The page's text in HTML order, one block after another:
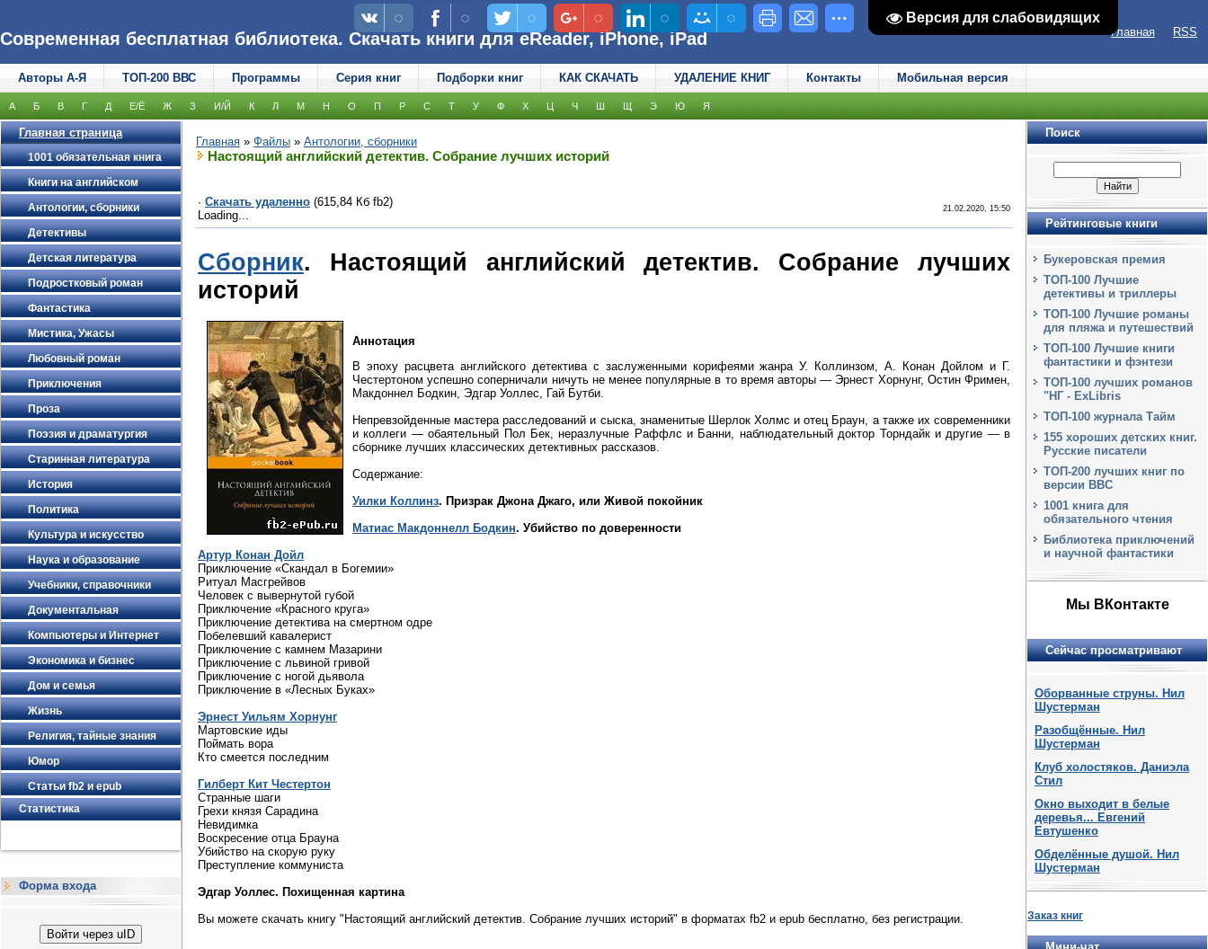
Версия для слабовидящих
Версия для слабовидящих
Современная бесплатная библиотека. Скачать книги для eReader, iPhone, iPad Главная RSS
Авторы А-Я ТОП-200 ВВС Программы Серия книг Подборки книг КАК СКАЧАТЬ УДАЛЕНИЕ КНИГ Контакты Мобильная версия
А Б В Г Д Е/Ё Ж З И/Й К Л М Н О П Р С Т У Ф Х Ц Ч Ш Щ Э Ю Я
Главная страница
1001 обязательная книга
Книги на английском
Антологии, сборники
Детективы
Детская литература
Подростковый роман
Фантастика
Мистика, Ужасы
Любовный роман
Приключения
Проза
Поэзия и драматургия
Старинная литература
История
Политика
Культура и искусство
Наука и образование
Учебники, справочники
Документальная
Компьютеры и Интернет
Экономика и бизнес
Дом и семья
Жизнь
Религия, тайные знания
Юмор
Статьи fb2 и epub
Статистика
Форма входа
Войти через uID
Главная » Файлы » Антологии, сборники
Настоящий английский детектив. Собрание лучших историй
· Скачать удаленно (615,84 Кб fb2)
Loading...
21.02.2020, 15:50
Сборник. Настоящий английский детектив. Собрание лучших
историй
Аннотация
В эпоху расцвета английского детектива с заслуженными корифеями жанра У. Коллинзом, А. Конан Дойлом и Г.
Честертоном успешно соперничали ничуть не менее популярные в то время авторы — Эрнест Хорнунг, Остин Фримен,
Макдоннел Бодкин, Эдгар Уоллес, Гай Бутби.
Непревзойденные мастера расследований и сыска, знаменитые Шерлок Холмс и отец Браун, а также их современники
и коллеги — обаятельный Пол Бек, неразлучные Раффлс и Банни, наблюдательный доктор Торндайк и другие — в
сборнике лучших классических детективных рассказов.
Содержание:
Уилки Коллинз. Призрак Джона Джаго, или Живой покойник
Матиас Макдоннелл Бодкин. Убийство по доверенности
Артур Конан Дойл
Приключение «Скандал в Богемии»
Ритуал Масгрейвов
Человек с вывернутой губой
Приключение «Красного круга»
Приключение детектива на смертном одре
Побелевший кавалерист
Приключение с камнем Мазарини
Приключение с львиной гривой
Приключение с ногой дьявола
Приключение в «Лесных Буках»
Эрнест Уильям Хорнунг
Мартовские иды
Поймать вора
Кто смеется последним
Гилберт Кит Честертон
Странные шаги
Грехи князя Сарадина
Невидимка
Воскресение отца Брауна
Убийство на скорую руку
Преступление коммуниста
Эдгар Уоллес. Похищенная картина
Вы можете скачать книгу "Настоящий английский детектив. Собрание лучших историй" в форматах fb2 и epub бесплатно, без регистрации.
Поиск
Рейтинговые книги
Букеровская премия
ТОП-100 Лучшие
детективы и триллеры
ТОП-100 Лучшие романы
для пляжа и путешествий
ТОП-100 Лучшие книги
фантастики и фэнтези
ТОП-100 лучших романов
"НГ - ExLibris
ТОП-100 журнала Тайм
155 хороших детских книг.
Русские писатели
ТОП-200 лучших книг по
версии BBC
1001 книга для
обязательного чтения
Библиотека приключений
и научной фантастики
Мы ВКонтакте
Сейчас просматривают
Оборванные струны. Нил
Шустерман
Разобщённые. Нил
Шустерман
Клуб холостяков. Даниэла
Стил
Окно выходит в белые
деревья... Евгений
Евтушенко
Обделённые душой. Нил
Шустерман
Заказ книг